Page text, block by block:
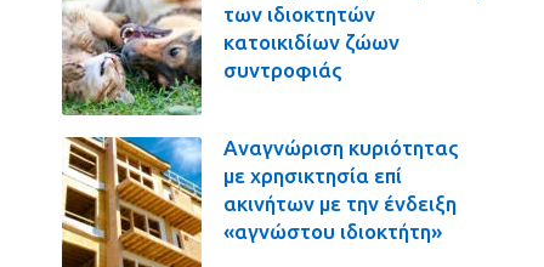
των ιδιοκτητών
κατοικιδίων ζώων
συντροφιάς
Αναγνώριση κυριότητας
με χρησικτησία επί
ακινήτων με την ένδειξη
«αγνώστου ιδιοκτήτη»